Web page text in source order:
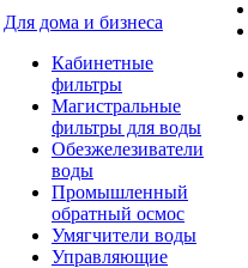
Для дома и бизнеса
Кабинетные
фильтры
Магистральные
фильтры для воды
Обезжелезиватели
воды
Промышленный
обратный осмос
Умягчители воды
Управляющие